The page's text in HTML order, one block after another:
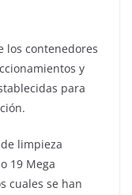
los contenedores
y
para
limpieza
19 Mega
cuales se han